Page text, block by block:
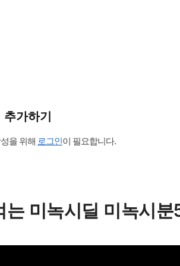
추가하기
을 위해 로그인이 필요합니다.
는 미녹시딜 미녹시